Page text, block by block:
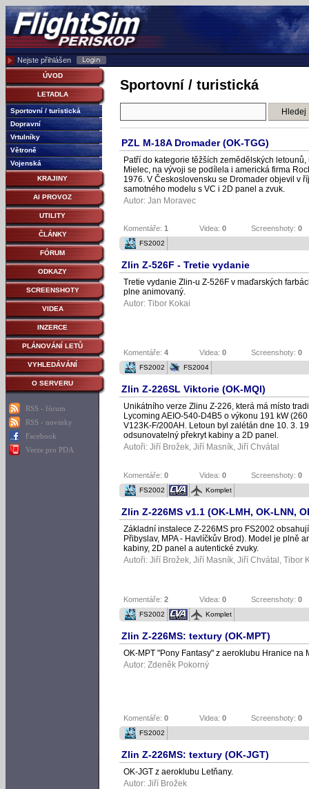
Nejste přihlášen
ÚVOD
LETADLA
Sportovní / turistická
Dopravní
Vrtulníky
Větroně
Vojenská
KRAJINY
AI PROVOZ
UTILITY
ČLÁNKY
FÓRUM
ODKAZY
SCREENSHOTY
VIDEA
INZERCE
PLÁNOVÁNÍ LETŮ
VYHLEDÁVÁNÍ
O SERVERU
RSS - fórum
RSS - novinky
Facebook
Verze pro PDA
Sportovní / turistická
PZL M-18A Dromader (OK-TGG)
Patří do kategorie těžších zemědělských
Mielec, na vývoji se podílela i americká firma
1976. V Československu se Dromader objevil v
samotného modelu s VC i 2D panel a zvuk.
Autor: Jan Moravec
Komentáře: 1 Videa: 0 Screenshoty: 0
FS2002
Zlin Z-526F - Tretie vydanie
Tretie vydanie Zlin-u Z-526F v maďarských
plne animovaný.
Autor: Tibor Kokai
Komentáře: 4 Videa: 0 Screenshoty: 0
FS2002 FS2004
Zlin Z-226SL Viktorie (OK-MQI)
Unikátního verze Zlinu Z-226, která má místo
Lycoming AEIO-540-D4B5 o výkonu 191 kW
V123K-F/200AH. Letoun byl zalétán dne 10. 3.
odsunovatelný překryt kabiny a 2D panel.
Autoři: Jiří Brožek Jiří Masník Jiří Chvátal
Komentáře: 0 Videa: 0 Screenshoty: 0
FS2002 Komplet
Zlin Z-226MS v1.1 (OK-LMH, OK-LNN,
Základní instalece Z-226MS pro FS2002
Přibyslav, MPA - Havlíčkův Brod). Model je plně
kabiny, 2D panel a autentické zvuky.
Autoři: Jiří Brožek Jiří Masník Jiří Chvátal , Tibor
Komentáře: 2 Videa: 0 Screenshoty: 0
FS2002 Komplet
Zlin Z-226MS: textury (OK-MPT)
OK-MPT "Pony Fantasy" z aeroklubu Hranice na
Autor: Zdeněk Pokorný
Komentáře: 0 Videa: 0 Screenshoty: 0
FS2002
Zlin Z-226MS: textury (OK-JGT)
OK-JGT z aeroklubu Letňany.
Autor: Jiří Brožek